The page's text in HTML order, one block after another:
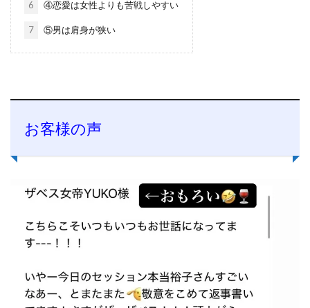
6 ④恋愛は女性よりも苦戦しやすい
7 ⑤男は肩身が狭い
お客様の声